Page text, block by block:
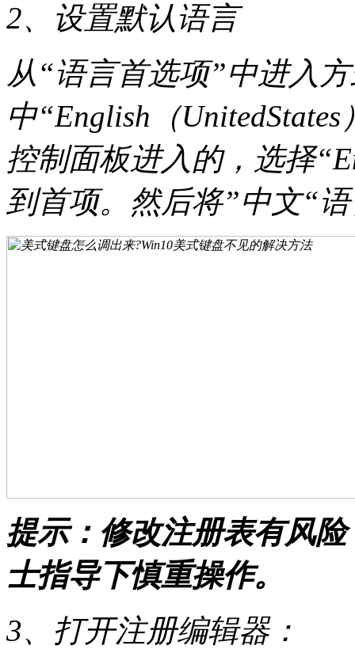
2、设置默认语言
从“语言首选项”中进入
中“English（
控制面板进入的，选择
到首项。然后将”中文“
提示：修改注册表有风
士指导下慎重操作。
3、打开注册编辑器：